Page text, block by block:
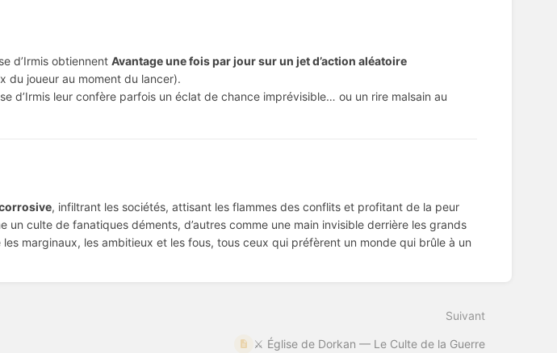
d’Irmis obtiennent Avantage une fois par jour sur un jet d’action aléatoire
du joueur au moment du lancer).
d’Irmis leur confère parfois un éclat de chance imprévisible… ou un rire malsain au
, infiltrant les sociétés, attisant les flammes des conflits et profitant de la peur
un culte de fanatiques déments, d’autres comme une main invisible derrière les grands
marginaux, les ambitieux et les fous, tous ceux qui préfèrent un monde qui brûle à un
Suivant
⚔️ Église de Dorkan — Le Culte de la Guerre